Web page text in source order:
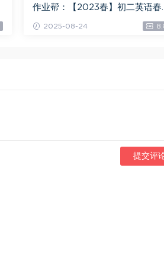
作业帮：【2023春】初二英语春
2025-08-24
提交评